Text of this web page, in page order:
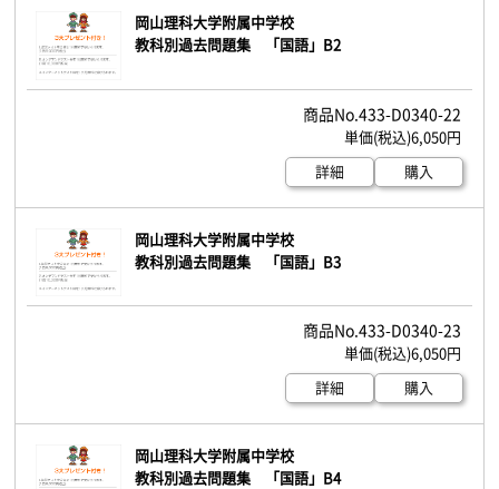
岡山理科大学附属中学校
教科別過去問題集 「国語」B2
433-D0340-22
6,050円
詳細
購入
岡山理科大学附属中学校
教科別過去問題集 「国語」B3
433-D0340-23
6,050円
詳細
購入
岡山理科大学附属中学校
教科別過去問題集 「国語」B4